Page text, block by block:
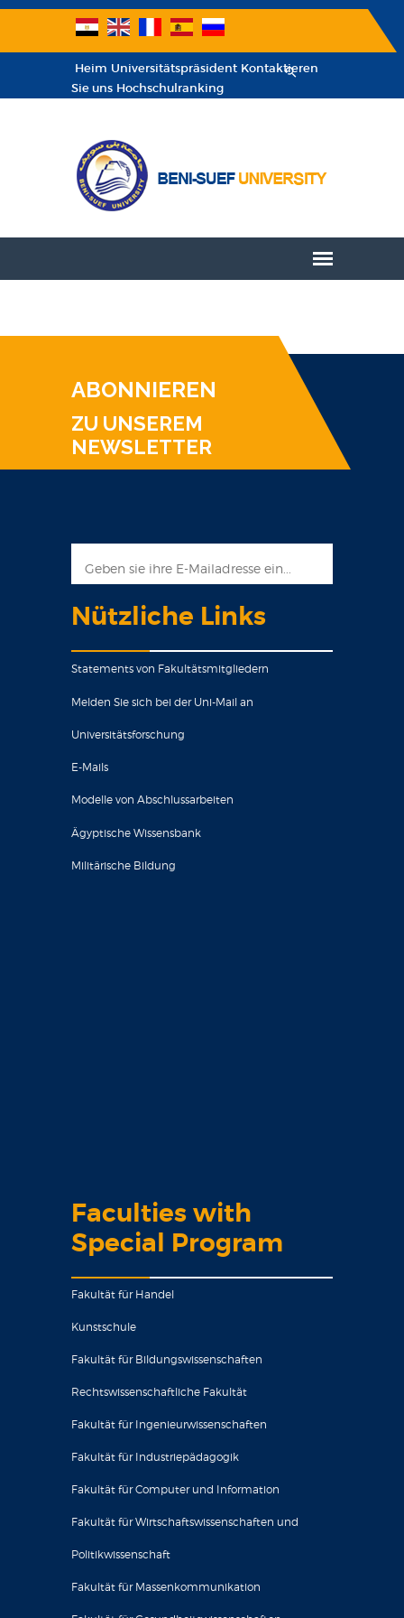
Heim Universitätspräsident Kontaktieren
Sie uns Hochschulranking
ABONNIEREN
ZU UNSEREM
NEWSLETTER
Nützliche Links
Statements von Fakultätsmitgliedern
Melden Sie sich bei der Uni-Mail an
Universitätsforschung
E-Mails
Modelle von Abschlussarbeiten
Ägyptische Wissensbank
Militärische Bildung
Faculties with
Special Program
Fakultät für Handel
Kunstschule
Fakultät für Bildungswissenschaften
Rechtswissenschaftliche Fakultät
Fakultät für Ingenieurwissenschaften
Fakultät für Industriepädagogik
Fakultät für Computer und Information
Fakultät für Wirtschaftswissenschaften und
Politikwissenschaft
Fakultät für Massenkommunikation